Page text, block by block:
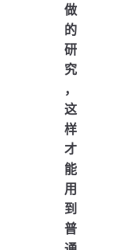
做
的
研
究
，
这
样
才
能
用
到
普